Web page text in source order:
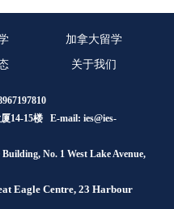
加拿大留学
关于我们
14-15楼 E-mail: ies@ies-
No. 1 West Lake Avenue,
Eagle Centre, 23 Harbour